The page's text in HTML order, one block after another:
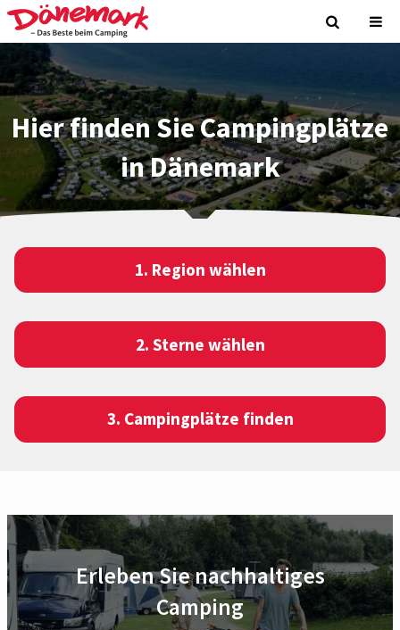
Hier finden Sie Campingplätze
in Dänemark
1. Region wählen
2. Sterne wählen
3. Campingplätze finden
Erleben Sie nachhaltiges
Camping